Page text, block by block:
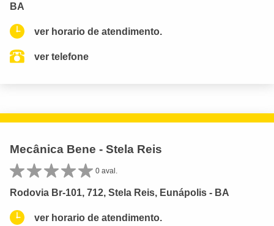
BA
ver horario de atendimento.
ver telefone
Mecânica Bene - Stela Reis
0 aval.
Rodovia Br-101, 712, Stela Reis, Eunápolis - BA
ver horario de atendimento.